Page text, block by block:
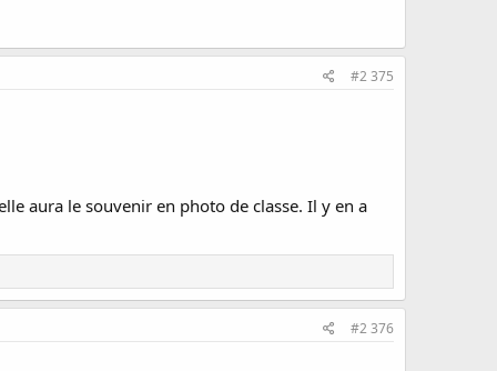
#2 375
aura le souvenir en photo de classe. Il y en a
#2 376